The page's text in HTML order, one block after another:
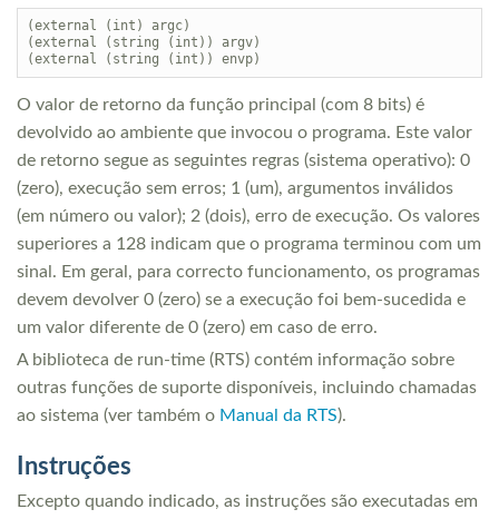
(external (int) argc)
(external (string (int)) argv)
O valor de retorno da função principal (com 8 bits) é
devolvido ao ambiente que invocou o programa. Este valor
de retorno segue as seguintes regras (sistema operativo): 0
(zero), execução sem erros; 1 (um), argumentos inválidos
(em número ou valor); 2 (dois), erro de execução. Os valores
superiores a 128 indicam que o programa terminou com um
sinal. Em geral, para correcto funcionamento, os programas
devem devolver 0 (zero) se a execução foi bem-sucedida e
um valor diferente de 0 (zero) em caso de erro.
A biblioteca de run-time (RTS) contém informação sobre
outras funções de suporte disponíveis, incluindo chamadas
ao sistema (ver também o Manual da RTS).
Instruções
Excepto quando indicado, as instruções são executadas em